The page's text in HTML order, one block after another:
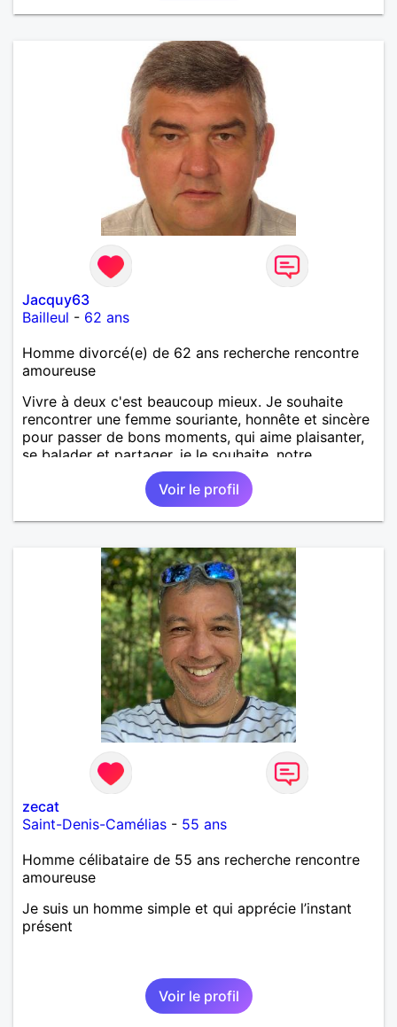
Jacquy63
Bailleul - 62 ans
Homme divorcé(e) de 62 ans recherche rencontre
amoureuse
Vivre à deux c'est beaucoup mieux. Je souhaite
rencontrer une femme souriante, honnête et sincère
pour passer de bons moments, qui aime plaisanter,
se balader et partager, je le souhaite, notre
complicité. J'aime beaucoup les chantiers de
randonnée pour se défouler, se relaxer, se détendre
et finalement prendre du bon temps. C'est difficile
de tout dire en quelques lignes. En revanche, vous
d'informations. A bientôt
Voir le profil
zecat
Saint-Denis-Camélias - 55 ans
Homme célibataire de 55 ans recherche rencontre
amoureuse
Je suis un homme simple et qui apprécie l’instant
présent
Voir le profil